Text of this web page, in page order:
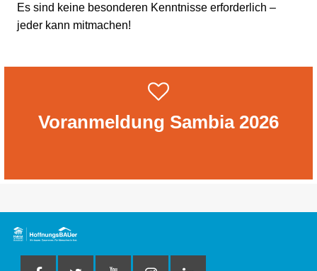
Es sind keine besonderen Kenntnisse erforderlich –
jeder kann mitmachen!
Voranmeldung Sambia 2026